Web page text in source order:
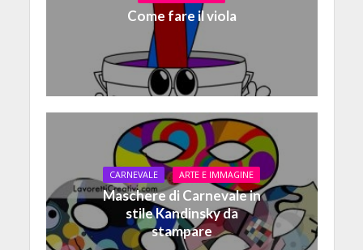
Come fare il viola
CARNEVALE ARTE E IMMAGINE
Maschere di Carnevale in
stile Kandinsky da
stampare